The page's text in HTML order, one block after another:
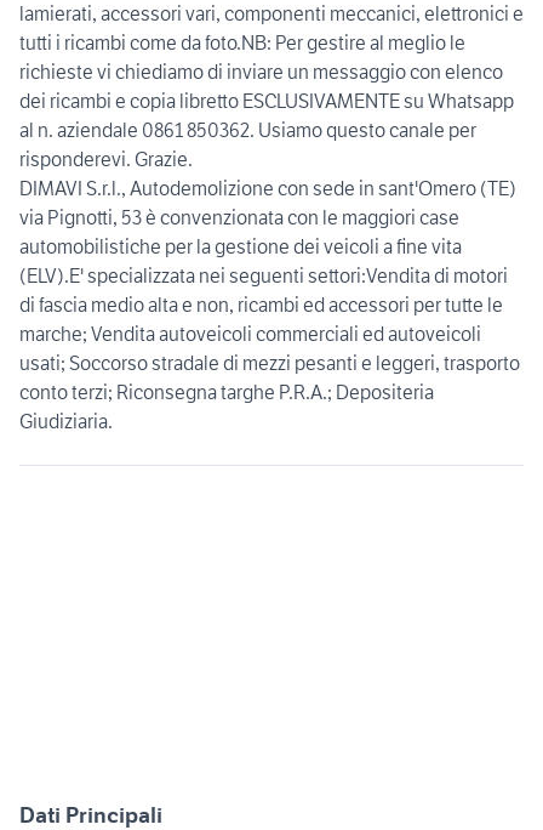
lamierati, accessori vari, componenti meccanici, elettronici e
tutti i ricambi come da foto.NB: Per gestire al meglio le
richieste vi chiediamo di inviare un messaggio con elenco
dei ricambi e copia libretto ESCLUSIVAMENTE su Whatsapp
al n. aziendale 0861 850362. Usiamo questo canale per
risponderevi. Grazie.
DIMAVI S.r.l., Autodemolizione con sede in sant'Omero (TE)
via Pignotti, 53 è convenzionata con le maggiori case
automobilistiche per la gestione dei veicoli a fine vita
(ELV).E' specializzata nei seguenti settori:Vendita di motori
di fascia medio alta e non, ricambi ed accessori per tutte le
marche; Vendita autoveicoli commerciali ed autoveicoli
usati; Soccorso stradale di mezzi pesanti e leggeri, trasporto
conto terzi; Riconsegna targhe P.R.A.; Depositeria
Giudiziaria.
Dati Principali